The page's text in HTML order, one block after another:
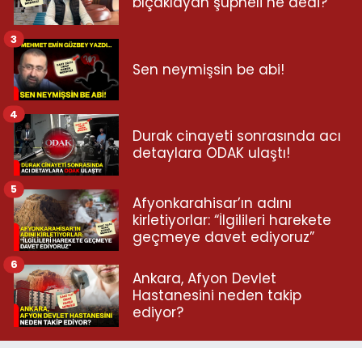
Sen neymişsin be abi!
3
Durak cinayeti sonrasında acı
detaylara ODAK ulaştı!
4
Afyonkarahisar’ın adını
kirletiyorlar: “İlgilileri harekete
geçmeye davet ediyoruz”
5
Ankara, Afyon Devlet
Hastanesini neden takip
ediyor?
6